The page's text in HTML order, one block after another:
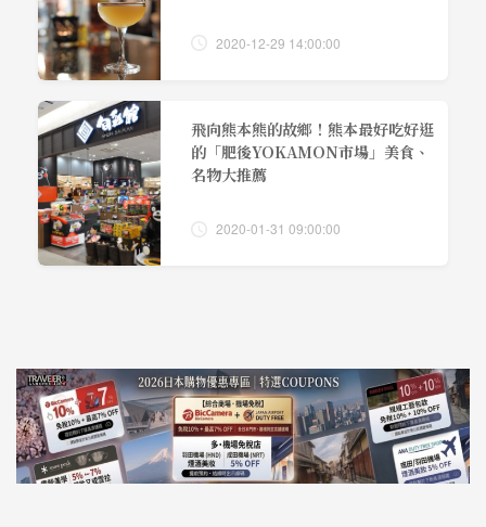
2020-12-29 14:00:00
飛向熊本熊的故鄉！熊本最好吃好逛
的「肥後YOKAMON市場」美食、
名物大推薦
2020-01-31 09:00:00